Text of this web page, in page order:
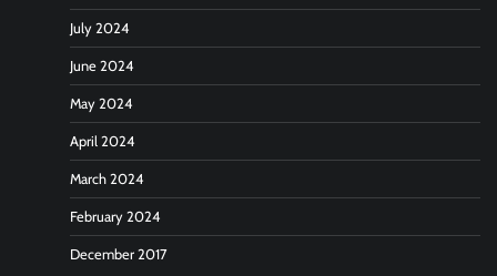
July 2024
June 2024
May 2024
April 2024
March 2024
February 2024
December 2017